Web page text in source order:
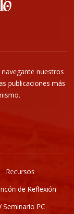
nuestros
publicaciones más
Recursos
de Reflexión
Seminario PC